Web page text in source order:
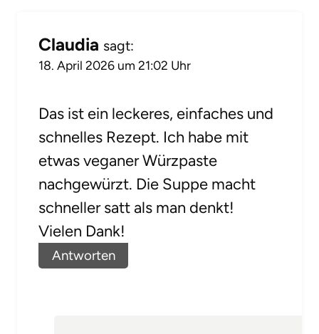
Claudia sagt:
18. April 2026 um 21:02 Uhr
Das ist ein leckeres, einfaches und
schnelles Rezept. Ich habe mit
etwas veganer Würzpaste
nachgewürzt. Die Suppe macht
schneller satt als man denkt!
Vielen Dank!
Antworten